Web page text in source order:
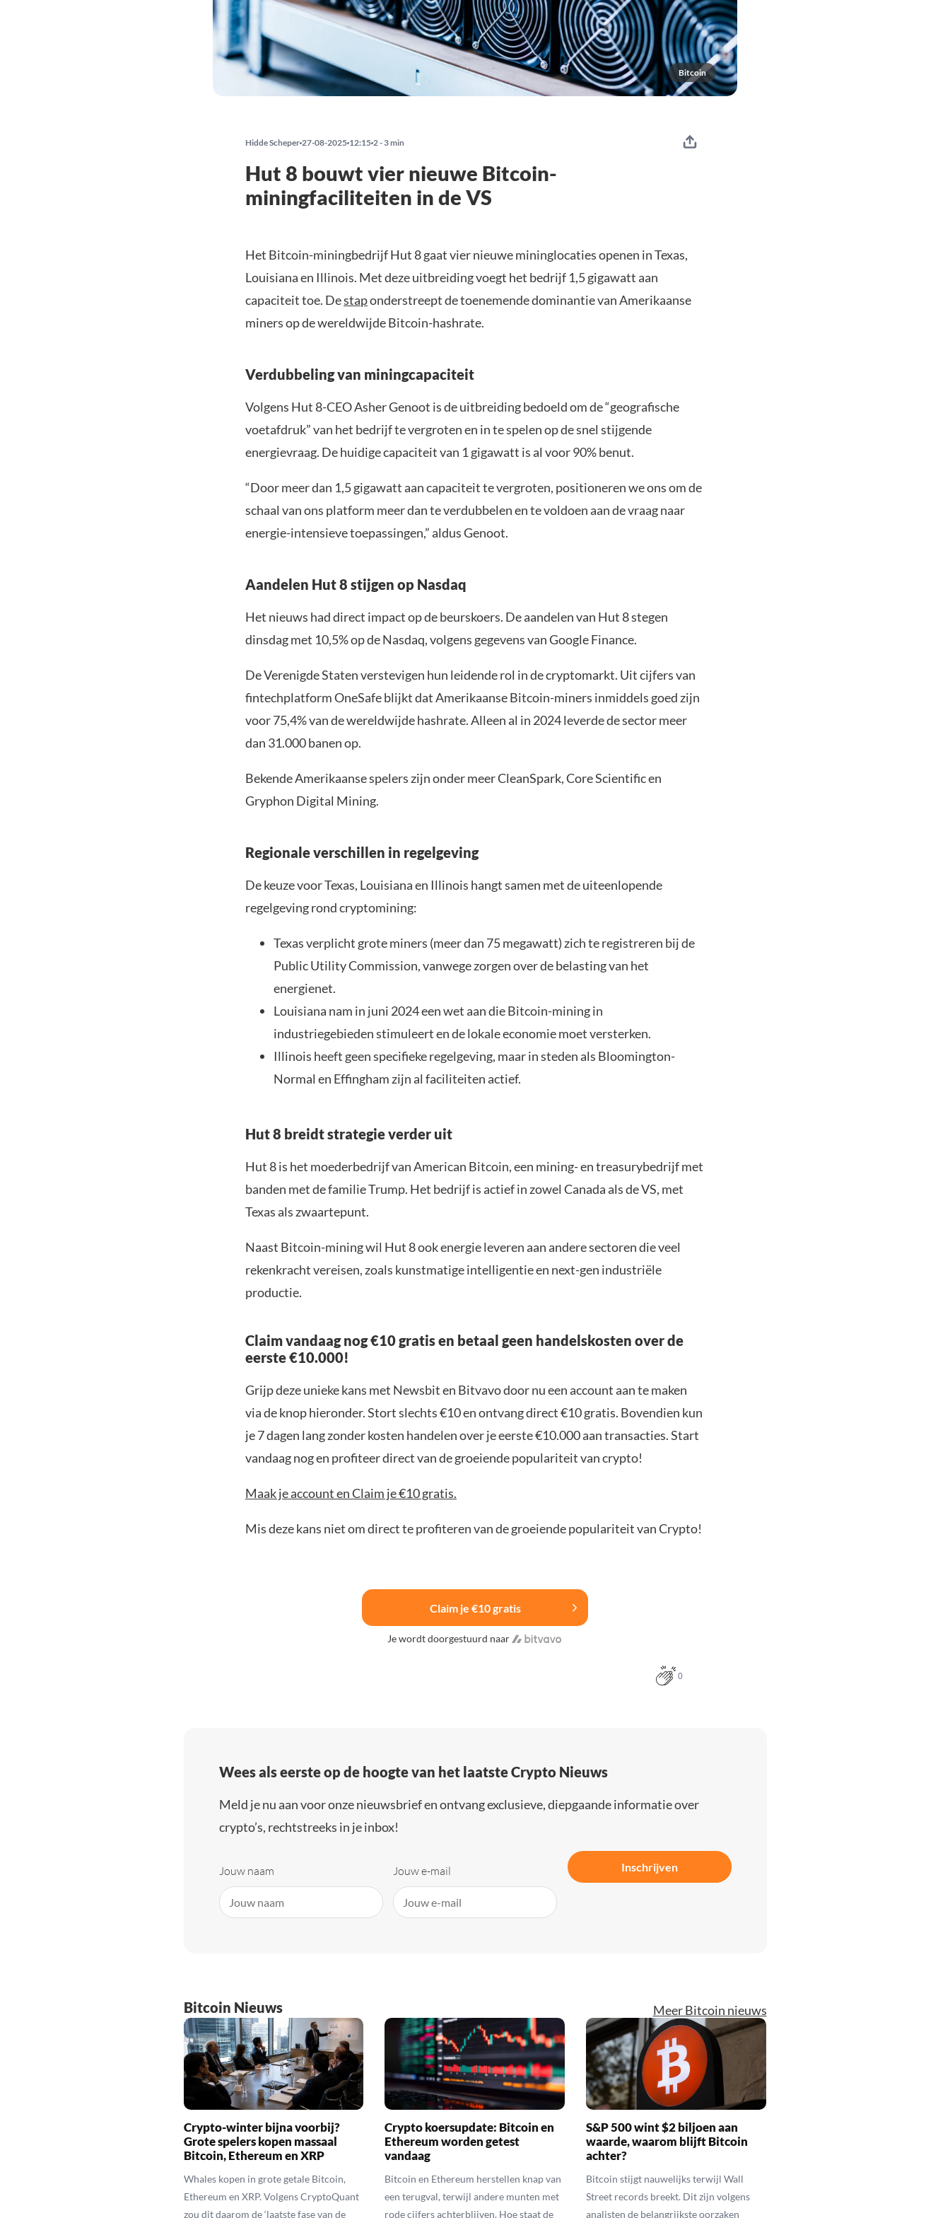
Bitcoin
Hidde Scheper 27-08-2025 12:15 2 - 3 min
Hut 8 bouwt vier nieuwe Bitcoin-
miningfaciliteiten in de VS
Het Bitcoin-miningbedrijf Hut 8 gaat vier nieuwe mininglocaties openen in Texas,
Louisiana en Illinois. Met deze uitbreiding voegt het bedrijf 1,5 gigawatt aan
capaciteit toe. Destaponderstreept de toenemende dominantie van Amerikaanse
miners op de wereldwijde Bitcoin-hashrate.
Verdubbeling van miningcapaciteit
Volgens Hut 8-CEO Asher Genoot is de uitbreiding bedoeld om de “geografische
voetafdruk” van het bedrijf te vergroten en in te spelen op de snel stijgende
energievraag. De huidige capaciteit van 1 gigawatt is al voor 90% benut.
“Door meer dan 1,5 gigawatt aan capaciteit te vergroten, positioneren we ons om de
schaal van ons platform meer dan te verdubbelen en te voldoen aan de vraag naar
energie-intensieve toepassingen,” aldus Genoot.
Aandelen Hut 8 stijgen op Nasdaq
Het nieuws had direct impact op de beurskoers. De aandelen van Hut 8 stegen
dinsdag met 10,5% op de Nasdaq, volgens gegevens van Google Finance.
De Verenigde Staten verstevigen hun leidende rol in de cryptomarkt. Uit cijfers van
fintechplatform OneSafe blijkt dat Amerikaanse Bitcoin-miners inmiddels goed zijn
voor 75,4% van de wereldwijde hashrate. Alleen al in 2024 leverde de sector meer
dan 31.000 banen op.
Bekende Amerikaanse spelers zijn onder meer CleanSpark, Core Scientific en
Gryphon Digital Mining.
Regionale verschillen in regelgeving
De keuze voor Texas, Louisiana en Illinois hangt samen met de uiteenlopende
regelgeving rond cryptomining:
Texas verplicht grote miners (meer dan 75 megawatt) zich te registreren bij de
Public Utility Commission, vanwege zorgen over de belasting van het
energienet.
Louisiana nam in juni 2024 een wet aan die Bitcoin-mining in
industriegebieden stimuleert en de lokale economie moet versterken.
Illinois heeft geen specifieke regelgeving, maar in steden als Bloomington-
Normal en Effingham zijn al faciliteiten actief.
Hut 8 breidt strategie verder uit
Hut 8 is het moederbedrijf van American Bitcoin, een mining- en treasurybedrijf met
banden met de familie Trump. Het bedrijf is actief in zowel Canada als de VS, met
Texas als zwaartepunt.
Naast Bitcoin-mining wil Hut 8 ook energie leveren aan andere sectoren die veel
rekenkracht vereisen, zoals kunstmatige intelligentie en next-gen industriële
productie.
Claim vandaag nog €10 gratis en betaal geen handelskosten over de
eerste €10.000!
Grijp deze unieke kans met Newsbit en Bitvavo door nu een account aan te maken
via de knop hieronder. Stort slechts €10 en ontvang direct €10 gratis. Bovendien kun
je 7 dagen lang zonder kosten handelen over je eerste €10.000 aan transacties. Start
vandaag nog en profiteer direct van de groeiende populariteit van crypto!
Maak je account en Claim je €10 gratis.
Mis deze kans niet om direct te profiteren van de groeiende populariteit van Crypto!
Claim je €10 gratis
Je wordt doorgestuurd naar
0
Wees als eerste op de hoogte van het laatste Crypto Nieuws
Meld je nu aan voor onze nieuwsbrief en ontvang exclusieve, diepgaande informatie over
crypto’s, rechtstreeks in je inbox!
Jouw naam Jouw e-mail Inschrijven
Bitcoin Nieuws Meer Bitcoin nieuws
Crypto-winter bijna voorbij?
Grote spelers kopen massaal
Bitcoin, Ethereum en XRP
Whales kopen in grote getale Bitcoin,
Ethereum en XRP. Volgens CryptoQuant
zou dit daarom de ‘laatste fase van de
Crypto koersupdate: Bitcoin en
Ethereum worden getest
vandaag
Bitcoin en Ethereum herstellen knap van
een terugval, terwijl andere munten met
rode cijfers achterblijven. Hoe staat de
S&P 500 wint $2 biljoen aan
waarde, waarom blijft Bitcoin
achter?
Bitcoin stijgt nauwelijks terwijl Wall
Street records breekt. Dit zijn volgens
analisten de belangrijkste oorzaken